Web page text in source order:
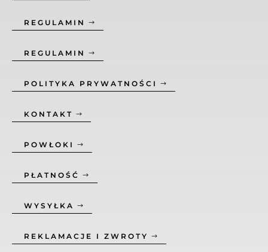
REGULAMIN
REGULAMIN
POLITYKA PRYWATNOŚCI
KONTAKT
POWŁOKI
PŁATNOŚĆ
WYSYŁKA
REKLAMACJE I ZWROTY